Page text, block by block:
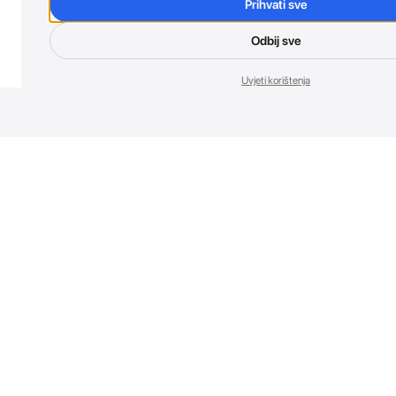
Prihvati sve
Odbij sve
Uvjeti korištenja